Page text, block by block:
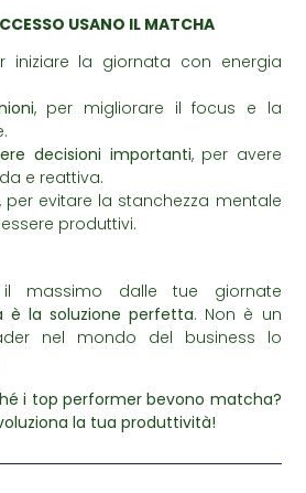
USANO IL MATCHA
iniziare la giornata con energia
, per migliorare il focus e la
decisioni importanti, per avere
e reattiva.
, per evitare la stanchezza mentale
produttivi.
massimo dalle tue giornate
è la soluzione perfetta. Non è un
nel mondo del business lo
i top performer bevono matcha?
la tua produttività!